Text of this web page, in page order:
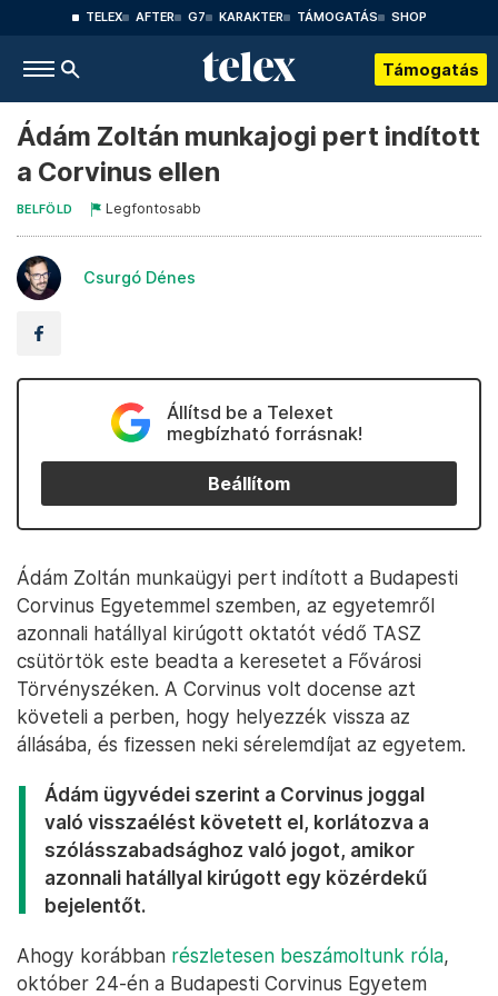
TELEX AFTER G7 KARAKTER TÁMOGATÁS SHOP
Támogatás
Ádám Zoltán munkajogi pert indított
a Corvinus ellen
BELFÖLD Legfontosabb
Csurgó Dénes
Állítsd be a Telexet
megbízható forrásnak!
Beállítom
Ádám Zoltán munkaügyi pert indított a Budapesti
Corvinus Egyetemmel szemben, az egyetemről
azonnali hatállyal kirúgott oktatót védő TASZ
csütörtök este beadta a keresetet a Fővárosi
Törvényszéken. A Corvinus volt docense azt
követeli a perben, hogy helyezzék vissza az
állásába, és fizessen neki sérelemdíjat az egyetem.
Ádám ügyvédei szerint a Corvinus joggal
való visszaélést követett el, korlátozva a
szólásszabadsághoz való jogot, amikor
azonnali hatállyal kirúgott egy közérdekű
bejelentőt.
Ahogy korábban részletesen beszámoltunk róla,
október 24-én a Budapesti Corvinus Egyetem